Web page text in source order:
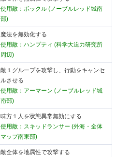
使用敵：ボックル (ノーブルレッド城南
部)
魔法を無効化する
使用敵：ハンプティ (科学大迫力研究所
周辺)
敵１グループを攻撃し、行動をキャンセ
ルさせる
使用敵：アーマーン (ノーブルレッド城
南部)
味方１人を状態異常無効にする
使用敵：スキッドランサー (外海・全体
マップ南東部)
敵全体を地属性で攻撃する